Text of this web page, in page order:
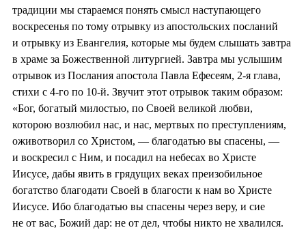
традиции мы стараемся понять смысл наступающего
воскресенья по тому отрывку из апостольских посланий
и отрывку из Евангелия, которые мы будем слышать завтра
в храме за Божественной литургией. Завтра мы услышим
отрывок из Послания апостола Павла Ефесеям, 2-я глава,
стихи с 4-го по 10-й. Звучит этот отрывок таким образом:
«Бог, богатый милостью, по Своей великой любви,
которою возлюбил нас, и нас, мертвых по преступлениям,
оживотворил со Христом, — благодатью вы спасены, —
и воскресил с Ним, и посадил на небесах во Христе
Иисусе, дабы явить в грядущих веках преизобильное
богатство благодати Своей в благости к нам во Христе
Иисусе. Ибо благодатью вы спасены через веру, и сие
не от вас, Божий дар: не от дел, чтобы никто не хвалился.